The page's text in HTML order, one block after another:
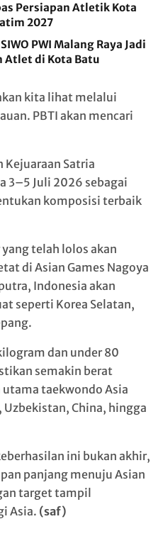
Persiapan Atletik Kota
2027
PWI Malang Raya Jadi
Atlet di Kota Batu
kita lihat melalui
PBTI akan mencari
Kejuaraan Satria
3–5 Juli 2026 sebagai
komposisi terbaik
telah lolos akan
di Asian Games Nagoya
Indonesia akan
seperti Korea Selatan,
dan under 80
semakin berat
taekwondo Asia
Uzbekistan, China, hingga
ini bukan akhir,
panjang menuju Asian
target tampil
Asia. (saf)